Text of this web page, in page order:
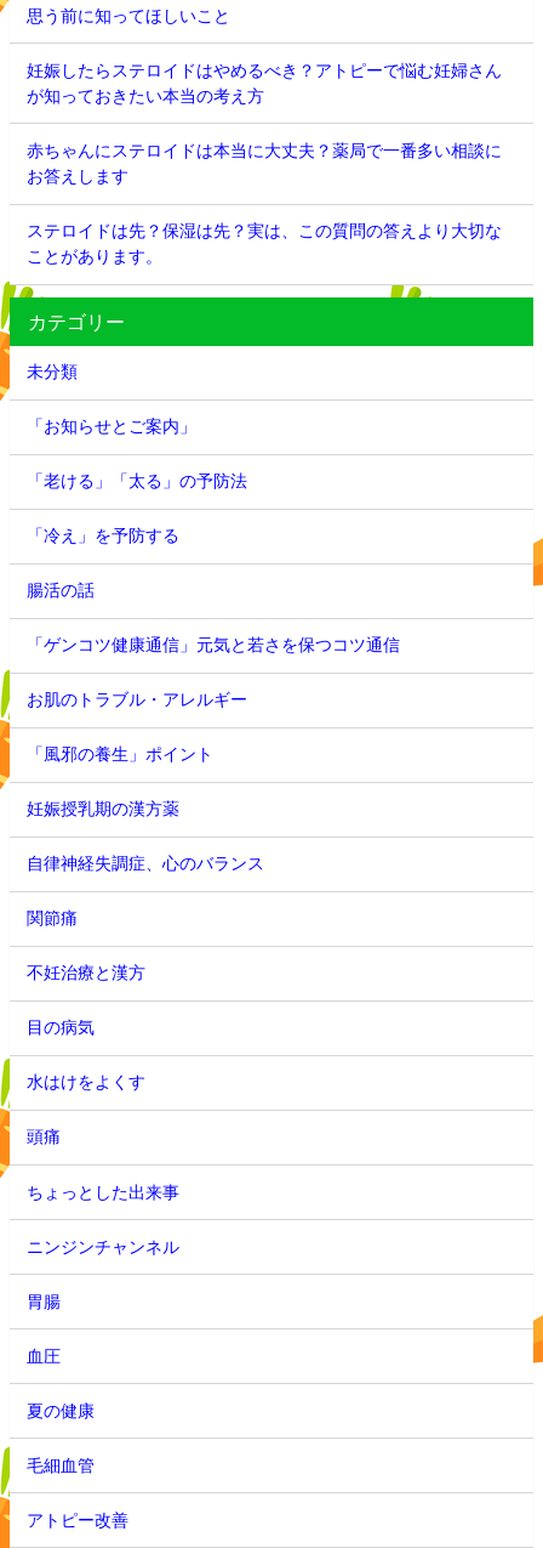
思う前に知ってほしいこと
妊娠したらステロイドはやめるべき？アトピーで悩む妊婦さん
が知っておきたい本当の考え方
赤ちゃんにステロイドは本当に大丈夫？薬局で一番多い相談に
お答えします
ステロイドは先？保湿は先？実は、この質問の答えより大切な
ことがあります。
カテゴリー
未分類
「お知らせとご案内」
「老ける」「太る」の予防法
「冷え」を予防する
腸活の話
「ゲンコツ健康通信」元気と若さを保つコツ通信
お肌のトラブル・アレルギー
「風邪の養生」ポイント
妊娠授乳期の漢方薬
自律神経失調症、心のバランス
関節痛
不妊治療と漢方
目の病気
水はけをよくす
頭痛
ちょっとした出来事
ニンジンチャンネル
胃腸
血圧
夏の健康
毛細血管
アトピー改善